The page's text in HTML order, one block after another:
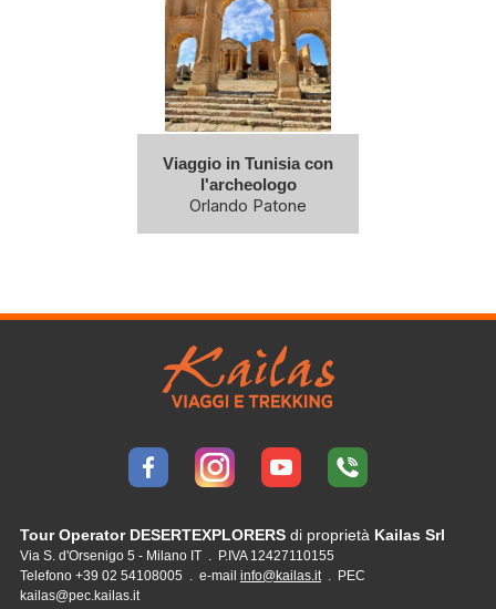
Viaggio in Tunisia con
l'archeologo
Orlando Patone
Tour Operator DESERTEXPLORERSdi proprietà Kailas Srl
Via S. d'Orsenigo 5 - Milano IT . P.IVA 12427110155
Telefono +39 02 54108005 . e-mail info@kailas.it. PEC
kailas@pec.kailas.it